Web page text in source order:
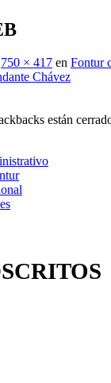
750 × 417 en Fontur
Chávez
están